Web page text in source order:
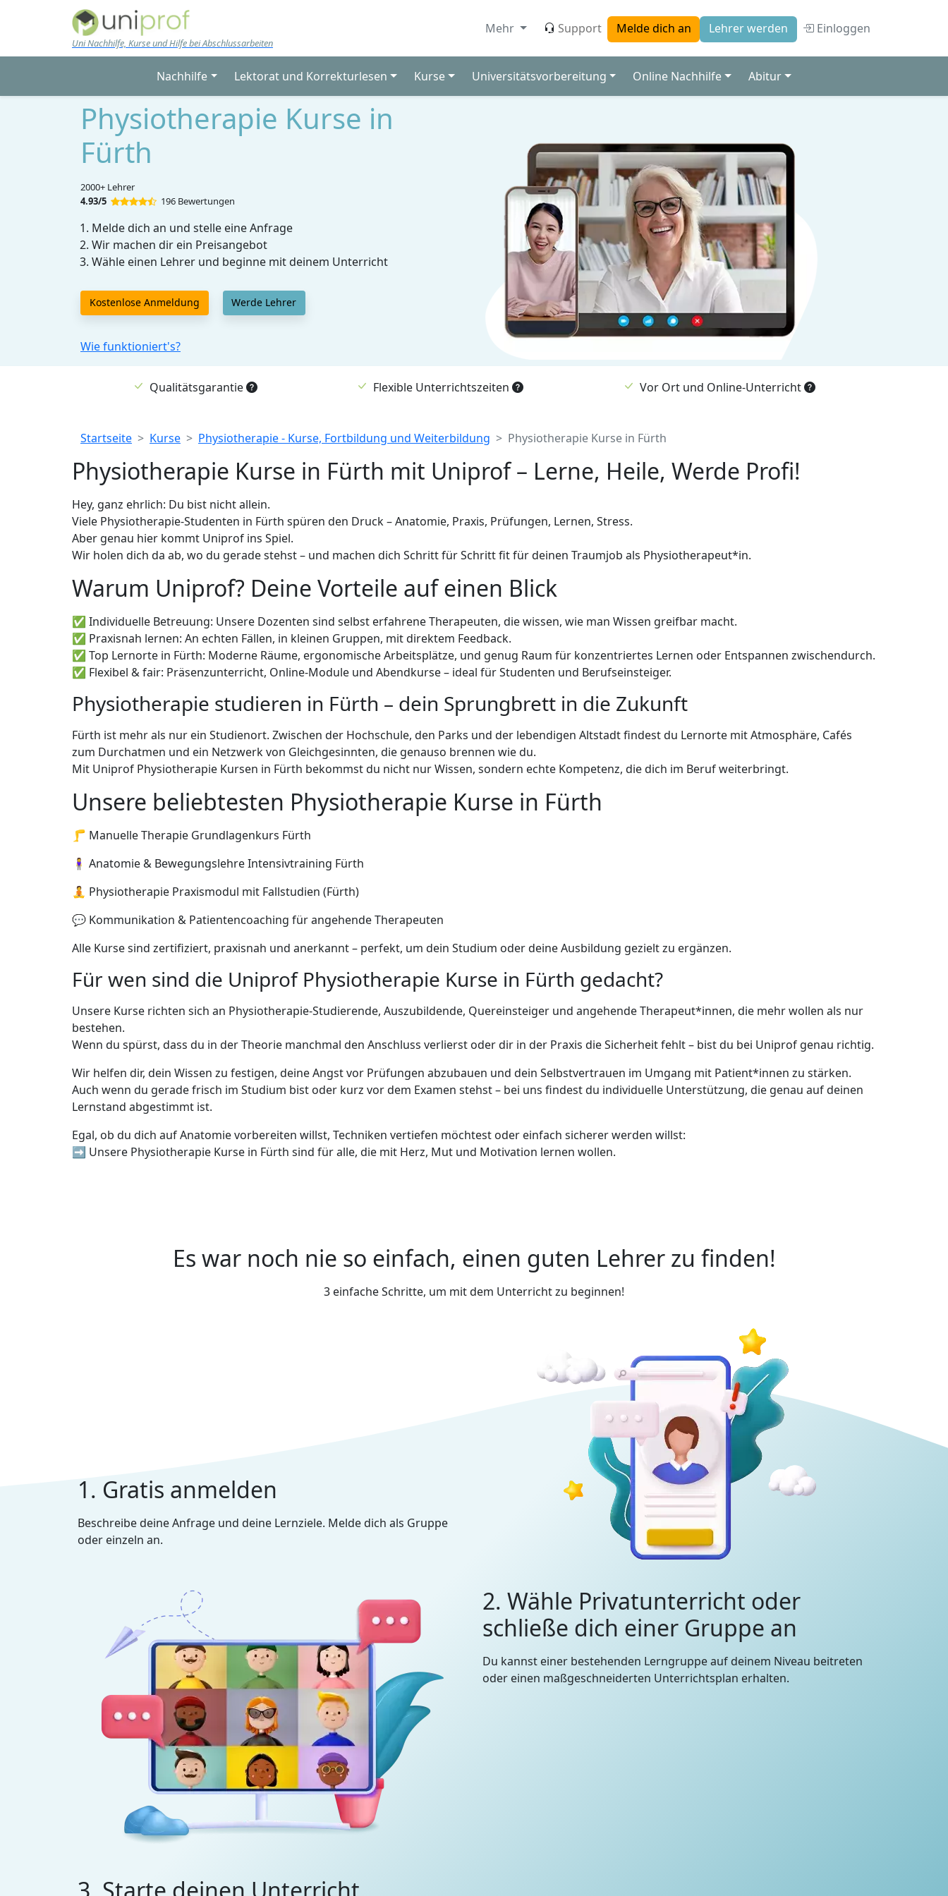
Skip to main content
Uni Nachhilfe, Kurse und Hilfe bei Abschlussarbeiten
Mehr Support Melde dich an Lehrer werden Einloggen
Nachhilfe Lektorat und Korrekturlesen Kurse Universitätsvorbereitung Online Nachhilfe Abitur
Physiotherapie Kurse in
Fürth
2000+ Lehrer
4.93/5
196 Bewertungen
Melde dich an und stelle eine Anfrage
Wir machen dir ein Preisangebot
Wähle einen Lehrer und beginne mit deinem Unterricht
Kostenlose Anmeldung Werde Lehrer
Wie funktioniert's?
Qualitätsgarantie Flexible Unterrichtszeiten Vor Ort und Online-Unterricht
Breadcrumb
Startseite Kurse Physiotherapie - Kurse, Fortbildung und Weiterbildung Physiotherapie Kurse in Fürth
Physiotherapie Kurse in Fürth mit Uniprof – Lerne, Heile, Werde Profi!
Hey, ganz ehrlich: Du bist nicht allein.
Viele Physiotherapie-Studenten in Fürth spüren den Druck – Anatomie, Praxis, Prüfungen, Lernen, Stress.
Aber genau hier kommt Uniprof ins Spiel.
Wir holen dich da ab, wo du gerade stehst – und machen dich Schritt für Schritt fit für deinen Traumjob als Physiotherapeut*in.
Warum Uniprof? Deine Vorteile auf einen Blick
✅ Individuelle Betreuung: Unsere Dozenten sind selbst erfahrene Therapeuten, die wissen, wie man Wissen greifbar macht.
✅ Praxisnah lernen: An echten Fällen, in kleinen Gruppen, mit direktem Feedback.
✅ Top Lernorte in Fürth: Moderne Räume, ergonomische Arbeitsplätze, und genug Raum für konzentriertes Lernen oder Entspannen zwischendurch.
✅ Flexibel & fair: Präsenzunterricht, Online-Module und Abendkurse – ideal für Studenten und Berufseinsteiger.
Physiotherapie studieren in Fürth – dein Sprungbrett in die Zukunft
Fürth ist mehr als nur ein Studienort. Zwischen der Hochschule, den Parks und der lebendigen Altstadt findest du Lernorte mit Atmosphäre, Cafés
zum Durchatmen und ein Netzwerk von Gleichgesinnten, die genauso brennen wie du.
Mit Uniprof Physiotherapie Kursen in Fürth bekommst du nicht nur Wissen, sondern echte Kompetenz, die dich im Beruf weiterbringt.
Unsere beliebtesten Physiotherapie Kurse in Fürth
🦵 Manuelle Therapie Grundlagenkurs Fürth
🧍‍♀️ Anatomie & Bewegungslehre Intensivtraining Fürth
🧘 Physiotherapie Praxismodul mit Fallstudien (Fürth)
💬 Kommunikation & Patientencoaching für angehende Therapeuten
Alle Kurse sind zertifiziert, praxisnah und anerkannt – perfekt, um dein Studium oder deine Ausbildung gezielt zu ergänzen.
Für wen sind die Uniprof Physiotherapie Kurse in Fürth gedacht?
Unsere Kurse richten sich an Physiotherapie-Studierende, Auszubildende, Quereinsteiger und angehende Therapeut*innen, die mehr wollen als nur
bestehen.
Wenn du spürst, dass du in der Theorie manchmal den Anschluss verlierst oder dir in der Praxis die Sicherheit fehlt – bist du bei Uniprof genau richtig.
Wir helfen dir, dein Wissen zu festigen, deine Angst vor Prüfungen abzubauen und dein Selbstvertrauen im Umgang mit Patient*innen zu stärken.
Auch wenn du gerade frisch im Studium bist oder kurz vor dem Examen stehst – bei uns findest du individuelle Unterstützung, die genau auf deinen
Lernstand abgestimmt ist.
Egal, ob du dich auf Anatomie vorbereiten willst, Techniken vertiefen möchtest oder einfach sicherer werden willst:
➡️ Unsere Physiotherapie Kurse in Fürth sind für alle, die mit Herz, Mut und Motivation lernen wollen.
Es war noch nie so einfach, einen guten Lehrer zu finden!
3 einfache Schritte, um mit dem Unterricht zu beginnen!
1. Gratis anmelden
Beschreibe deine Anfrage und deine Lernziele. Melde dich als Gruppe
oder einzeln an.
2. Wähle Privatunterricht oder
schließe dich einer Gruppe an
Du kannst einer bestehenden Lerngruppe auf deinem Niveau beitreten
oder einen maßgeschneiderten Unterrichtsplan erhalten.